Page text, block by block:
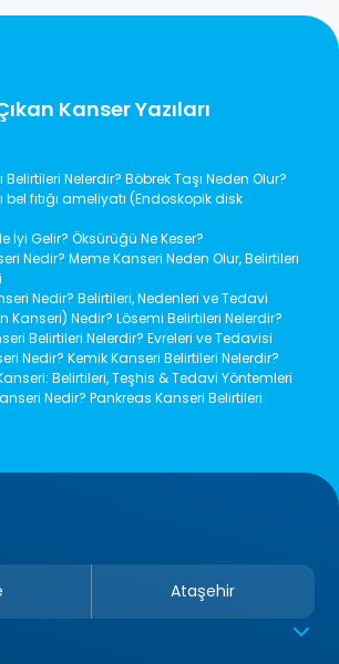
Kanser Yazıları
Belirtileri Nelerdir? Böbrek Taşı Neden Olur?
fıtığı ameliyatı (Endoskopik disk
İyi Gelir? Öksürüğü Ne Keser?
Nedir? Meme Kanseri Neden Olur, Belirtileri
Nedir? Belirtileri, Nedenleri ve Tedavi
Kanseri) Nedir? Lösemi Belirtileri Nelerdir?
Belirtileri Nelerdir? Evreleri ve Tedavisi
Nedir? Kemik Kanseri Belirtileri Nelerdir?
Belirtileri, Teşhis & Tedavi Yöntemleri
Nedir? Pankreas Kanseri Belirtileri
Ataşehir